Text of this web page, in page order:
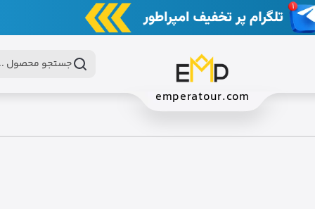
جستجو محصول
emperatour.com